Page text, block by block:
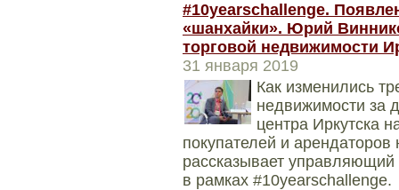
#10yearschallenge.
«шанхайки». Юрий
торговой недвижимости
31 января 2019
Как изменились
недвижимости за
центра Иркутска
покупателей и
рассказывает
в рамках #10yearschallenge.